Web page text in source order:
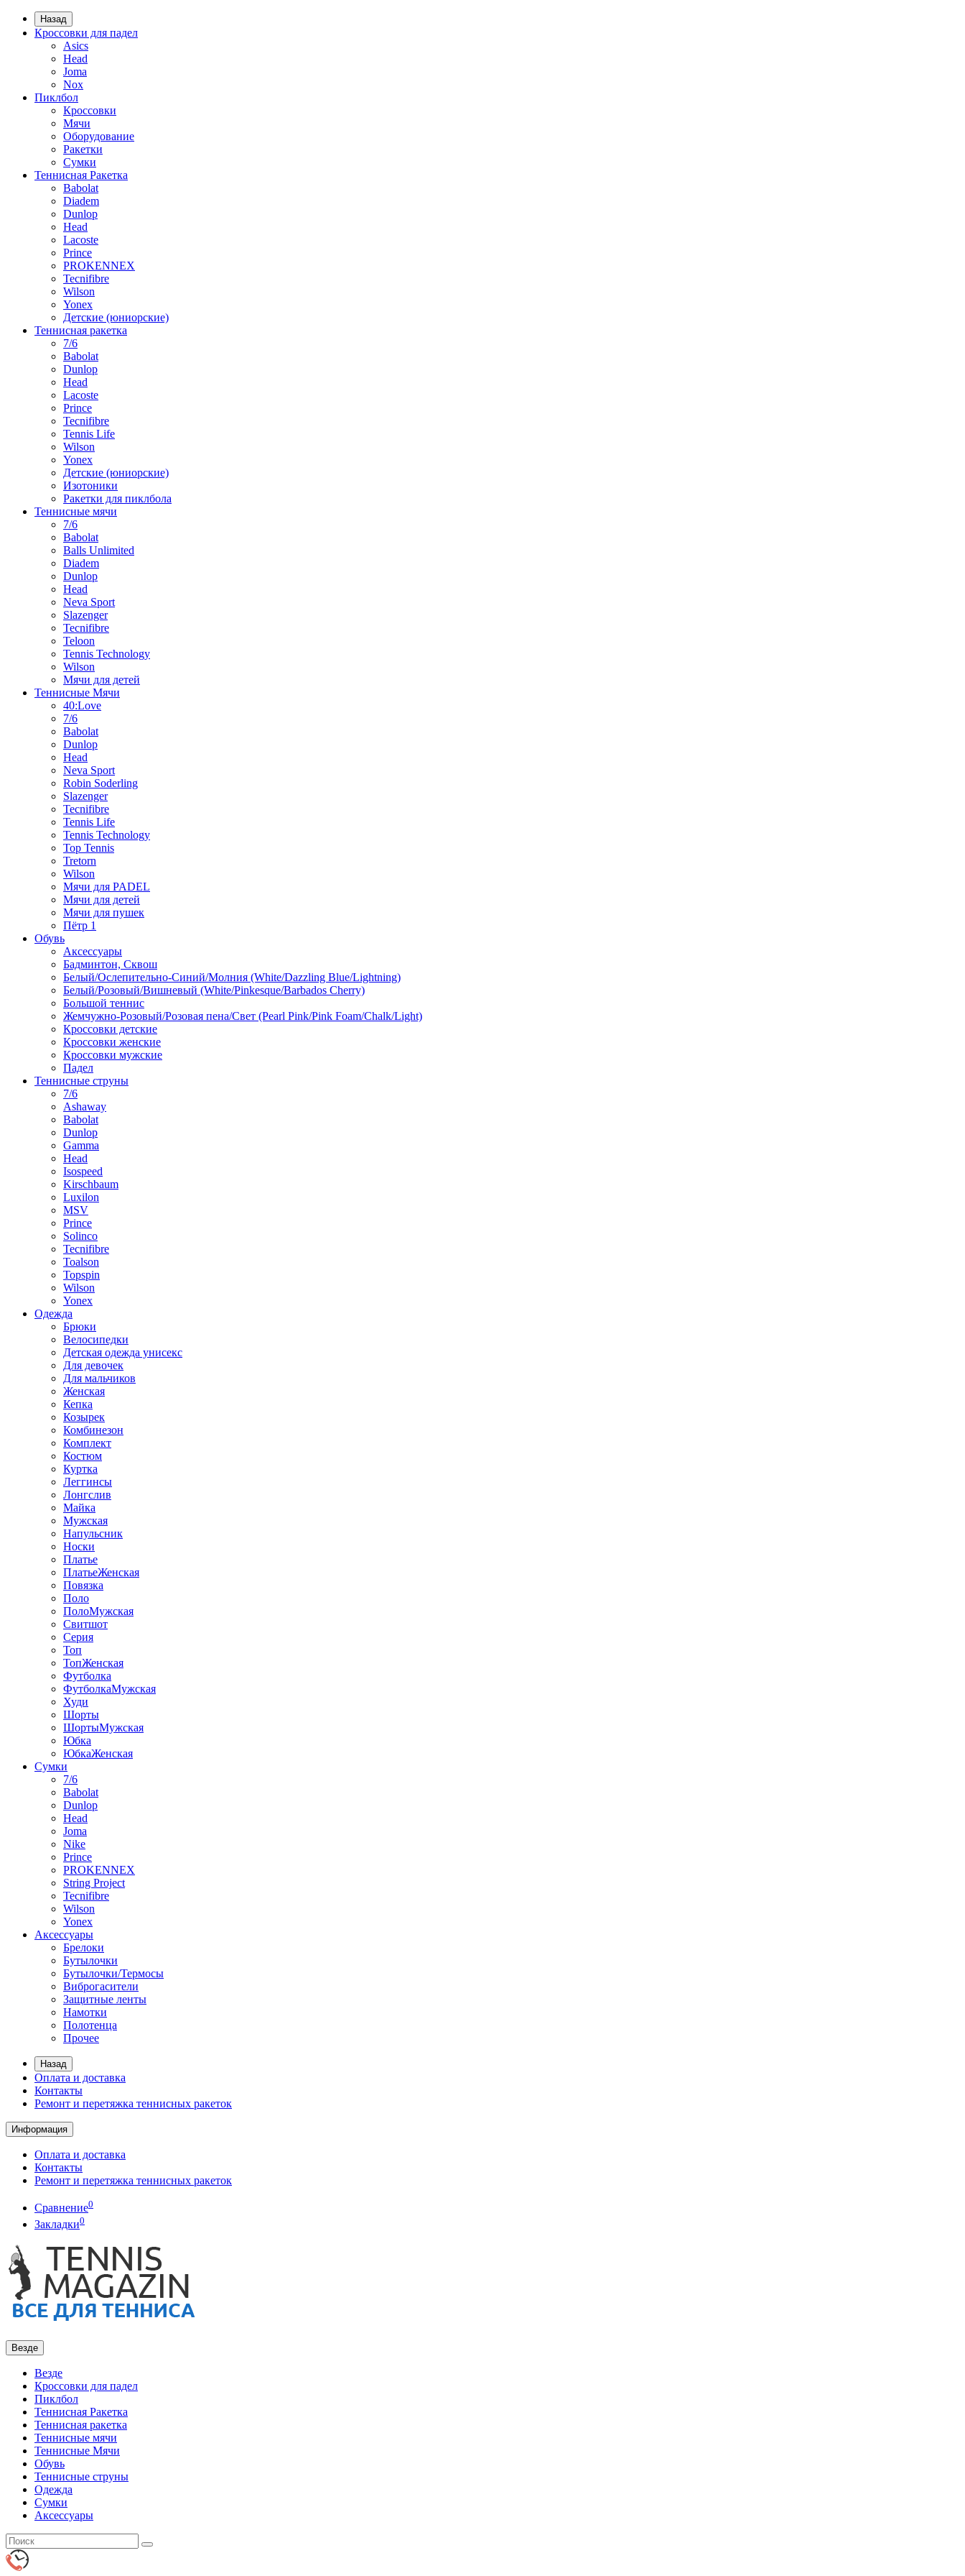
Назад
Кроссовки для падел
Asics
Head
Joma
Nox
Пиклбол
Кроссовки
Мячи
Оборудование
Ракетки
Сумки
Теннисная Ракетка
Babolat
Diadem
Dunlop
Head
Lacoste
Prince
PROKENNEX
Tecnifibre
Wilson
Yonex
Детские (юниорские)
Теннисная ракетка
7/6
Babolat
Dunlop
Head
Lacoste
Prince
Tecnifibre
Tennis Life
Wilson
Yonex
Детские (юниорские)
Изотоники
Ракетки для пиклбола
Теннисные мячи
7/6
Babolat
Balls Unlimited
Diadem
Dunlop
Head
Neva Sport
Slazenger
Tecnifibre
Teloon
Tennis Technology
Wilson
Мячи для детей
Теннисные Мячи
40:Love
7/6
Babolat
Dunlop
Head
Neva Sport
Robin Soderling
Slazenger
Tecnifibre
Tennis Life
Tennis Technology
Top Tennis
Tretorn
Wilson
Мячи для PADEL
Мячи для детей
Мячи для пушек
Пётр 1
Обувь
Аксессуары
Бадминтон, Сквош
Белый/Ослепительно-Синий/Молния (White/Dazzling Blue/Lightning)
Белый/Розовый/Вишневый (White/Pinkesque/Barbados Cherry)
Большой теннис
Жемчужно-Розовый/Розовая пена/Свет (Pearl Pink/Pink Foam/Chalk/Light)
Кроссовки детские
Кроссовки женские
Кроссовки мужские
Падел
Теннисные струны
7/6
Ashaway
Babolat
Dunlop
Gamma
Head
Isospeed
Kirschbaum
Luxilon
MSV
Prince
Solinco
Tecnifibre
Toalson
Topspin
Wilson
Yonex
Одежда
Брюки
Велосипедки
Детская одежда унисекс
Для девочек
Для мальчиков
Женская
Кепка
Козырек
Комбинезон
Комплект
Костюм
Куртка
Леггинсы
Лонгслив
Майка
Мужская
Напульсник
Носки
Платье
ПлатьеЖенская
Повязка
Поло
ПолоМужская
Свитшот
Серия
Топ
ТопЖенская
Футболка
ФутболкаМужская
Худи
Шорты
ШортыМужская
Юбка
ЮбкаЖенская
Сумки
7/6
Babolat
Dunlop
Head
Joma
Nike
Prince
PROKENNEX
String Project
Tecnifibre
Wilson
Yonex
Аксессуары
Брелоки
Бутылочки
Бутылочки/Термосы
Виброгасители
Защитные ленты
Намотки
Полотенца
Прочее
Назад
Оплата и доставка
Контакты
Ремонт и перетяжка теннисных ракеток
Информация
Оплата и доставка
Контакты
Ремонт и перетяжка теннисных ракеток
Сравнение0
Закладки0
Везде
Везде
Кроссовки для падел
Пиклбол
Теннисная Ракетка
Теннисная ракетка
Теннисные мячи
Теннисные Мячи
Обувь
Теннисные струны
Одежда
Сумки
Аксессуары